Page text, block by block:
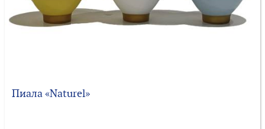
Пиала «Naturel»